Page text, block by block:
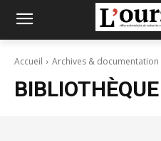
Accueil Archives & documentation